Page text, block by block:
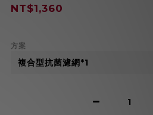
NT$1,360
方案